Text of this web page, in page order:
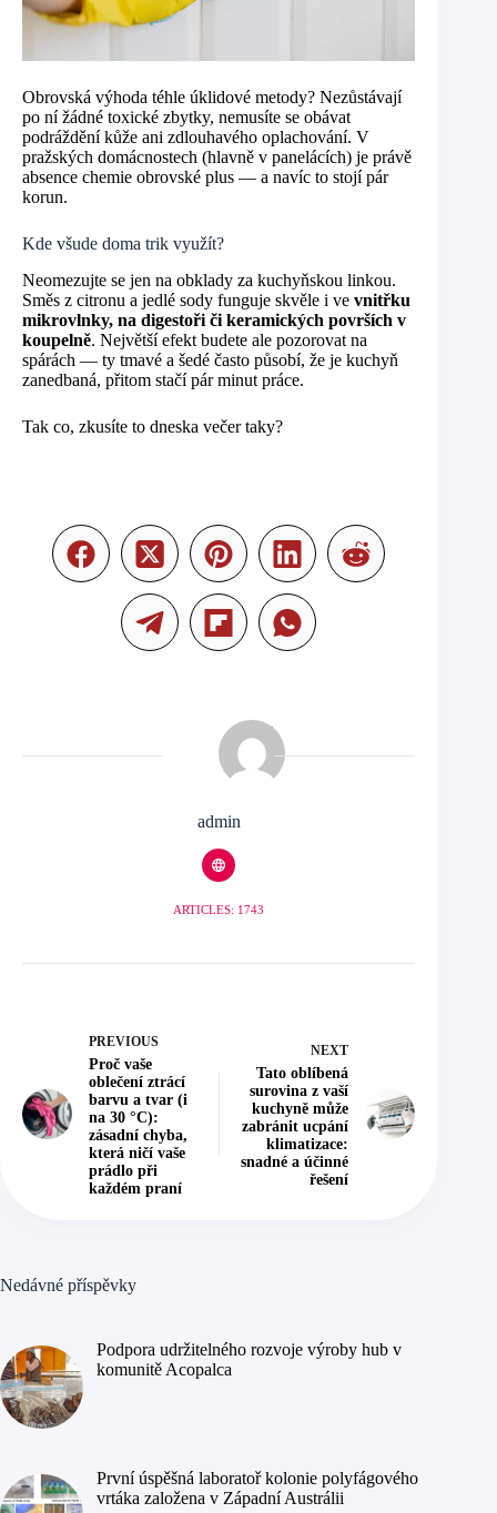
Obrovská výhoda téhle úklidové metody? Nezůstávají
po ní žádné toxické zbytky, nemusíte se obávat
podráždění kůže ani zdlouhavého oplachování. V
pražských domácnostech (hlavně v panelácích) je právě
absence chemie obrovské plus — a navíc to stojí pár
korun.
Kde všude doma trik využít?
Neomezujte se jen na obklady za kuchyňskou linkou.
Směs z citronu a jedlé sody funguje skvěle i ve vnitřku
mikrovlnky, na digestoři či keramických površích v
koupelně. Největší efekt budete ale pozorovat na
spárách — ty tmavé a šedé často působí, že je kuchyň
zanedbaná, přitom stačí pár minut práce.
Tak co, zkusíte to dneska večer taky?
admin
ARTICLES: 1743
PREVIOUS
Proč vaše
oblečení ztrácí
barvu a tvar (i
na 30 °C):
zásadní chyba,
která ničí vaše
prádlo při
každém praní
NEXT
Tato oblíbená
surovina z vaší
kuchyně může
zabránit ucpání
klimatizace:
snadné a účinné
řešení
Nedávné příspěvky
Podpora udržitelného rozvoje výroby hub v
komunitě Acopalca
První úspěšná laboratoř kolonie polyfágového
vrtáka založena v Západní Austrálii